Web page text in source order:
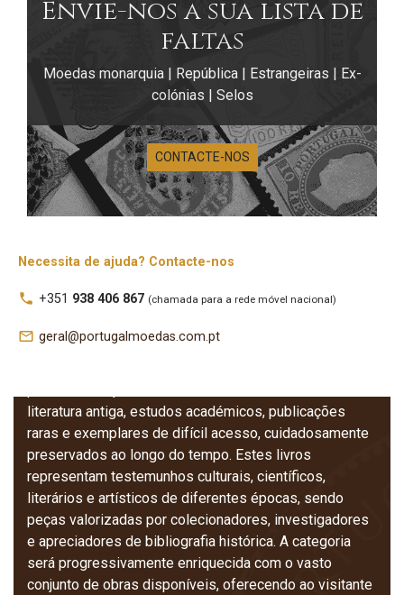
Envie-nos a sua lista de
faltas
Moedas monarquia | República | Estrangeiras | Ex-
colónias | Selos
CONTACTE-NOS
Necessita de ajuda? Contacte-nos
local_phone +351 938 406 867 (chamada para a rede móvel nacional)
mail_outline geral@portugalmoedas.com.pt
Livros Antigos –
Alfarrabista
Nesta secção disponibilizamos uma seleção de livros
internacionais datadas entre os séculos XVI e início do
literatura antiga, estudos académicos, publicações
raras e exemplares de difícil acesso, cuidadosamente
preservados ao longo do tempo. Estes livros
representam testemunhos culturais, científicos,
literários e artísticos de diferentes épocas, sendo
peças valorizadas por colecionadores, investigadores
e apreciadores de bibliografia histórica. A categoria
será progressivamente enriquecida com o vasto
conjunto de obras disponíveis, oferecendo ao visitante